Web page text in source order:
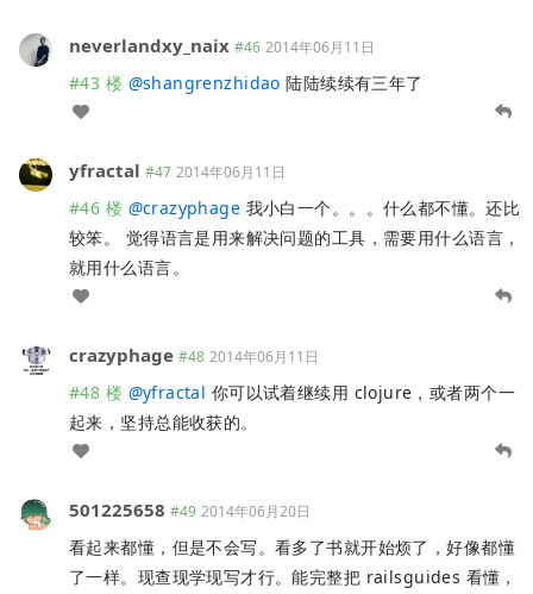
neverlandxy_naix #46 2014年06月11日
#43 楼 @shangrenzhidao 陆陆续续有三年了
yfractal #47 2014年06月11日
#46 楼 @crazyphage 我小白一个。。。什么都不懂。还比
较笨。 觉得语言是用来解决问题的工具，需要用什么语言，
就用什么语言。
crazyphage #48 2014年06月11日
#48 楼 @yfractal 你可以试着继续用 clojure，或者两个一
起来，坚持总能收获的。
501225658 #49 2014年06月20日
看起来都懂，但是不会写。看多了书就开始烦了，好像都懂
了一样。现查现学现写才行。能完整把 railsguides 看懂，